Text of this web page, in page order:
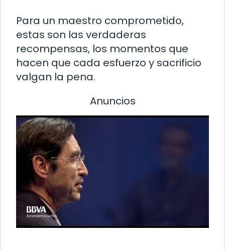
Para un maestro comprometido,
estas son las verdaderas
recompensas, los momentos que
hacen que cada esfuerzo y sacrificio
valgan la pena.
Anuncios